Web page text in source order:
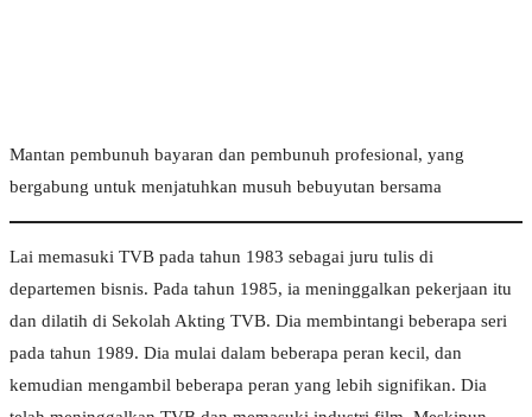
Mantan pembunuh bayaran dan pembunuh profesional, yang
bergabung untuk menjatuhkan musuh bebuyutan bersama
Lai memasuki TVB pada tahun 1983 sebagai juru tulis di
departemen bisnis. Pada tahun 1985, ia meninggalkan pekerjaan itu
dan dilatih di Sekolah Akting TVB. Dia membintangi beberapa seri
pada tahun 1989. Dia mulai dalam beberapa peran kecil, dan
kemudian mengambil beberapa peran yang lebih signifikan. Dia